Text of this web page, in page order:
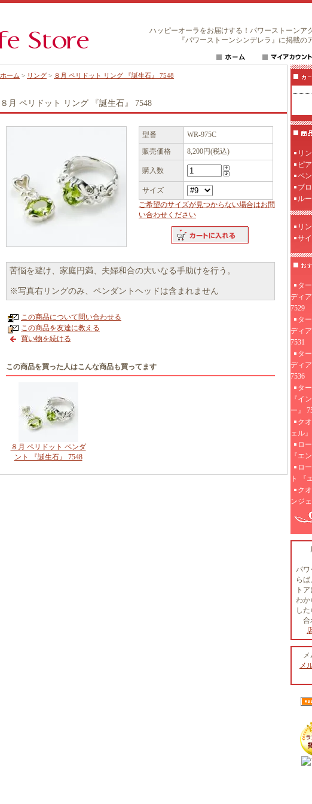
ハッピーオーラをお届けする！パワーストーンア
『パワーストーンシンデレラ』に掲載の
ホーム > リング > ８月 ペリドット リング 『誕生石』 7548
８月 ペリドット リング 『誕生石』 7548
型番
WR-975C
販売価格
8,200円(税込)
購入数
サイズ
ご希望のサイズが見つからない場合はお問
い合わせください
苦悩を避け、家庭円満、夫婦和合の大いなる手助けを行う。
※写真右リングのみ、ペンダントヘッドは含まれません
この商品について問い合わせる
この商品を友達に教える
買い物を続ける
この商品を買った人はこんな商品も買ってます
８月 ペリドット ペンダ
ント 『誕生石』 7548
リ
ピ
ペ
ブ
ル
リ
サ
タ
ディ
7529
タ
ディ
7531
タ
ディ
7536
タ
『イ
ー』
ク
ェル
ロ
『エ
ロ
ト 『
ク
ンジ
パワ
ら
ト
わか
し
合
メ